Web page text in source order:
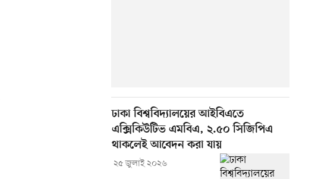
ঢাকা বিশ্ববিদ্যালয়ের আইবিএতে
এক্সিকিউটিভ এমবিএ, ২.৫০ সিজিপিএ
থাকলেই আবেদন করা যায়
২৫ জুলাই ২০২৬